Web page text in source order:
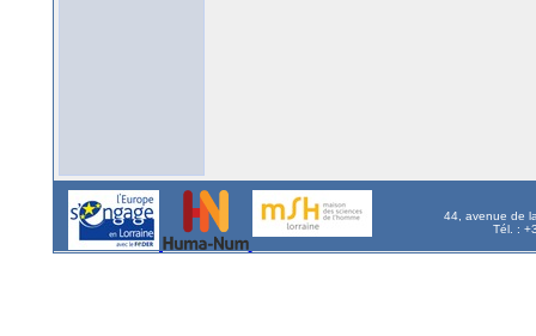
44, avenue de
Tél. :